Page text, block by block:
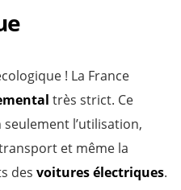
! La France
très strict. Ce
l’utilisation,
et même la
des voitures électriques.